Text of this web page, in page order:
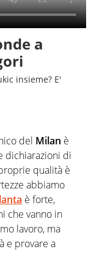
a
insieme? E'
del Milan è
dichiarazioni di
qualità è
abbiamo
è forte,
che vanno in
lavoro, ma
e provare a